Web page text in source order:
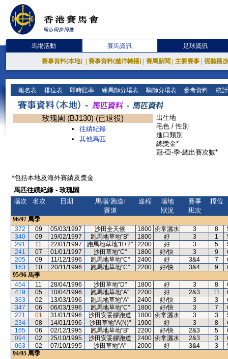
馬場活動 賽馬資訊 足球資訊
賽事資料(本地) 賽事資料(越洋轉播) 賽馬新聞 主要賽事 視聽播
報名表 排位表 即時賠率 練馬師分場表 騎師分場表 參考資料 統
玫瑰園 (BJ130) (已退役)
往績紀錄
其他馬匹
出生地
毛色 / 性別
進口類別
總獎金*
冠-亞-季-總出賽次數*
*包括本地及海外賽績及獎金
馬匹往績紀錄 - 玫瑰園
場次
名次 日期
馬場/跑道/
賽道
途程
場地
狀況
賽事
班次
檔位
96/97 馬季
372
09 05/03/1997 沙田全天候 1800 例常灑水 3 8
340
09 19/02/1997 跑馬地草地"B" 1800 好 3 1
291
11 22/01/1997 跑馬地草地"B+2" 2200 好 3 5
241
07 01/01/1997 沙田草地"C" 1800 好/快 3 9
205
09 11/12/1996 跑馬地草地"C" 2400 好 3&4 7
163
10 20/11/1996 跑馬地草地"C" 2200 好/快 3&4 9
95/96 馬季
454
11 28/04/1996 沙田草地"D" 1800 好 3 8
419
05 10/04/1996 跑馬地草地"A" 2200 好 2&3 11
363
02 13/03/1996 跑馬地草地"A" 2400 好/快 3 3
347
06 06/03/1996 跑馬地草地"C" 1800 好/快 3 7
271
01 31/01/1996 沙田安妥膠跑道 1800 例常灑水 3 3
234
08 14/01/1996 沙田草地"A(N)" 1900 好 3 8
165
06 02/12/1995 跑馬地草地"B" 2200 好/快 2&3 5
094
02 25/10/1995 沙田安妥膠跑道 2400 例常灑水 2&3 3
063
02 07/10/1995 沙田草地"A" 2000 好 3&4 3
94/95 馬季